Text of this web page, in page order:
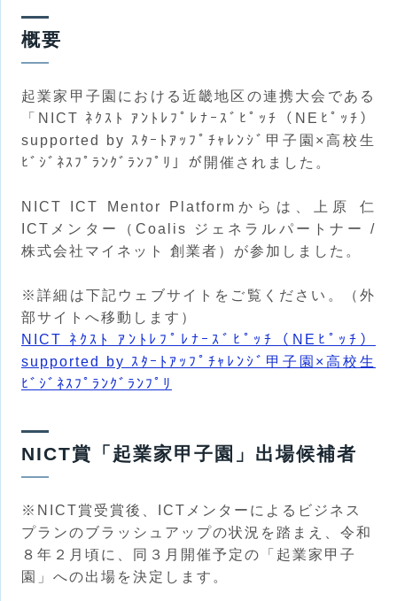
概要
起業家甲子園における近畿地区の連携大会である
「NICT ﾈｸｽﾄ ｱﾝﾄﾚﾌﾟﾚﾅｰｽﾞﾋﾟｯﾁ（NEﾋﾟｯﾁ）
supported by ｽﾀｰﾄｱｯﾌﾟﾁｬﾚﾝｼﾞ甲子園×高校生
ﾋﾞｼﾞﾈｽﾌﾟﾗﾝｸﾞﾗﾝﾌﾟﾘ」が開催されました。
NICT ICT Mentor Platformからは、上原 仁
ICTメンター（Coalis ジェネラルパートナー /
株式会社マイネット 創業者）が参加しました。
※詳細は下記ウェブサイトをご覧ください。（外
部サイトへ移動します）
NICT ﾈｸｽﾄ ｱﾝﾄﾚﾌﾟﾚﾅｰｽﾞﾋﾟｯﾁ（NEﾋﾟｯﾁ）
supported by ｽﾀｰﾄｱｯﾌﾟﾁｬﾚﾝｼﾞ甲子園×高校生
ﾋﾞｼﾞﾈｽﾌﾟﾗﾝｸﾞﾗﾝﾌﾟﾘ
NICT賞「起業家甲子園」出場候補者
※NICT賞受賞後、ICTメンターによるビジネス
プランのブラッシュアップの状況を踏まえ、令和
８年２月頃に、同３月開催予定の「起業家甲子
園」への出場を決定します。